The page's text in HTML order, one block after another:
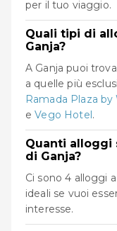
per il tuo viaggio.
Quali tipi di
Ganja?
A Ganja puoi
a quelle più
Ramada Plaza
eVego Hotel.
Quanti alloggi
di Ganja?
Ci sono 4 alloggi
ideali se vuoi
interesse.